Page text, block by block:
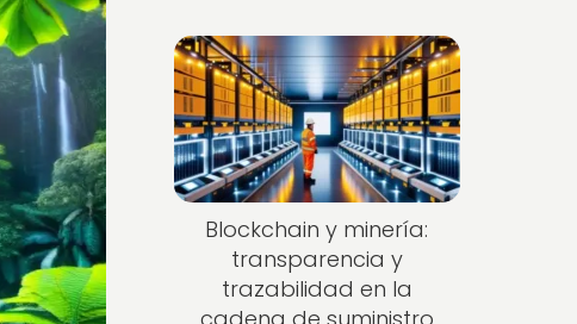
Blockchain y minería:
transparencia y
trazabilidad en la